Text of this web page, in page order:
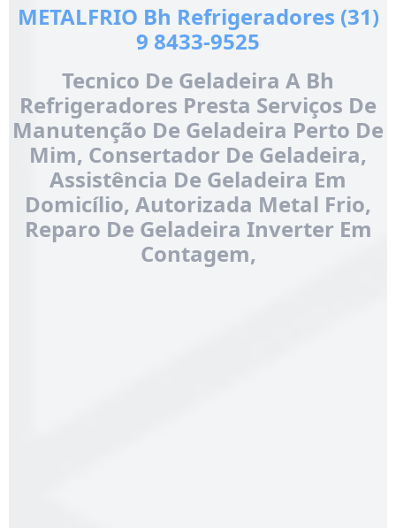
METALFRIO Bh Refrigeradores (31)
9 8433-9525
Tecnico De Geladeira A Bh
Refrigeradores Presta Serviços De
Manutenção De Geladeira Perto De
Mim, Consertador De Geladeira,
Assistência De Geladeira Em
Domicílio, Autorizada Metal Frio,
Reparo De Geladeira Inverter Em
Contagem,